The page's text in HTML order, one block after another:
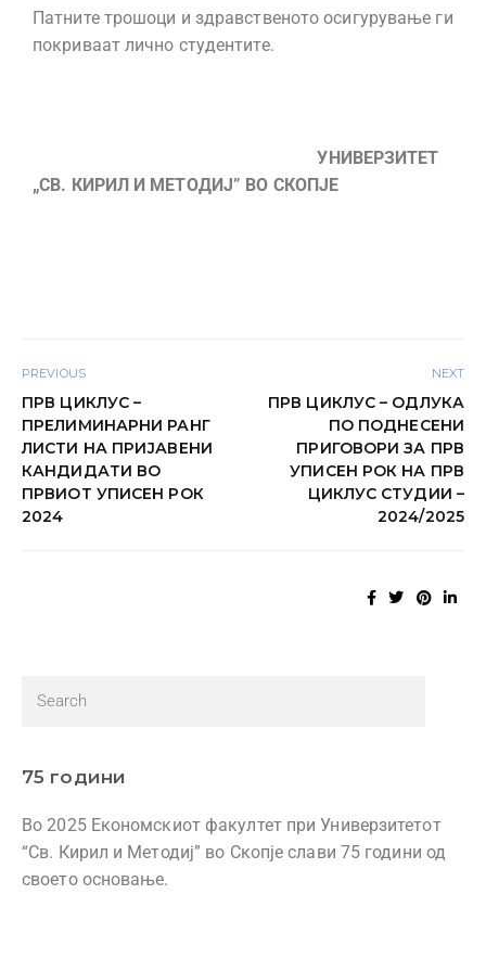
Патните трошоци и здравственото осигурување ги
покриваат лично студентите.
УНИВЕРЗИТЕТ
„СВ. КИРИЛ И МЕТОДИЈ” ВО СКОПЈЕ
PREVIOUS
ПРВ ЦИКЛУС –
ПРЕЛИМИНАРНИ РАНГ
ЛИСТИ НА ПРИЈАВЕНИ
КАНДИДАТИ ВО
ПРВИОТ УПИСЕН РОК
2024
NEXT
ПРВ ЦИКЛУС – ОДЛУКА
ПО ПОДНЕСЕНИ
ПРИГОВОРИ ЗА ПРВ
УПИСЕН РОК НА ПРВ
ЦИКЛУС СТУДИИ –
2024/2025
75 години
Во 2025 Економскиот факултет при Универзитетот
“Св. Кирил и Методиј” во Скопје слави 75 години од
своето основање.